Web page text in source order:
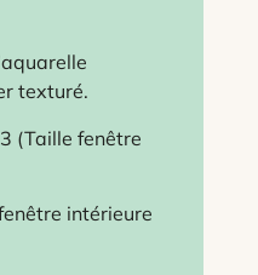
texturé.
(Taille fenêtre
intérieure